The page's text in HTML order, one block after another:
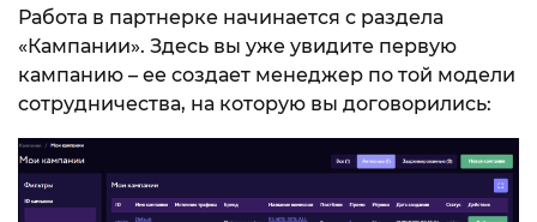
Работа в партнерке начинается с раздела
«Кампании». Здесь вы уже увидите первую
кампанию – ее создает менеджер по той модели
сотрудничества, на которую вы договорились: